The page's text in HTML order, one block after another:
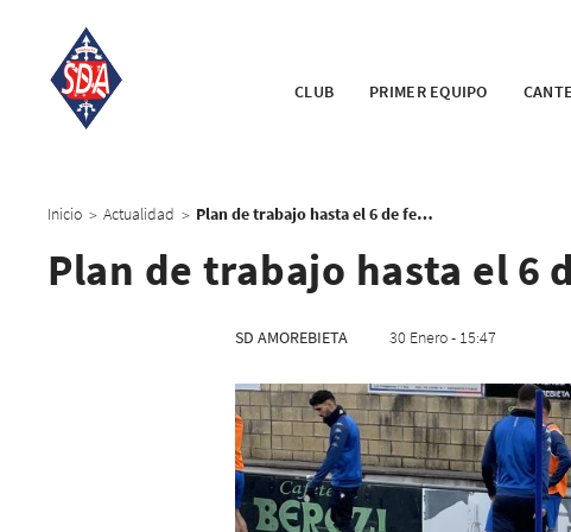
CLUB PRIMER EQUIPO
Inicio > Actualidad > Plan de trabajo hasta el 6 de febrero
Plan de trabajo hasta el 6
SD AMOREBIETA 30 Enero - 15:47